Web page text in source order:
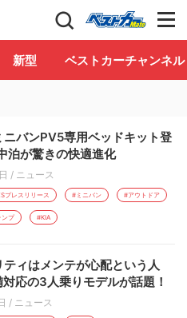
「ベストカー」 Club
新型 ベストカーチャンネル
ニバンPV5専用ベッドキット登
が驚きの快適進化
/ ニュース
プレスリリース #ミニバン #アウトドア
ンプ #KIA
ィはメンテが心配という人
応の3人乗りモデルが話題！
/ ニュース